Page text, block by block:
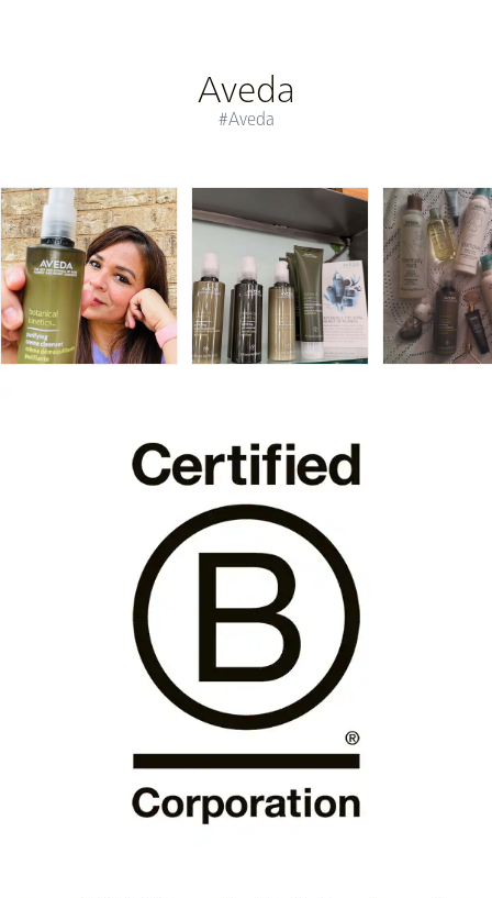
Aveda
#Aveda